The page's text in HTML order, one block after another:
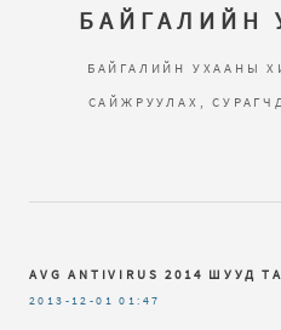
БАЙГАЛИЙН
БАЙГАЛИЙН УХААНЫ
САЙЖРУУЛАХ,
AVG ANTIVIRUS 2014 ШУУД
2013-12-01 01:47